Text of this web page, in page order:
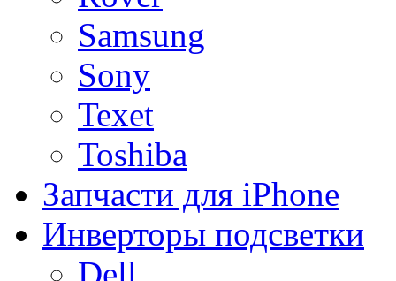
Samsung
Sony
Texet
Toshiba
Запчасти для iPhone
Инверторы подсветки
Dell